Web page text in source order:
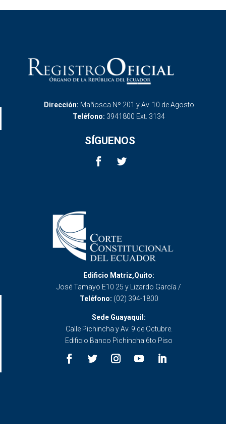
Dirección: Mañosca Nº 201 y Av. 10 de Agosto
Teléfono: 3941800 Ext. 3134
SÍGUENOS
Edificio Matriz,Quito:
José Tamayo E10 25 y Lizardo García /
Teléfono: (02) 394-1800
Sede Guayaquil:
Calle Pichincha y Av. 9 de Octubre.
Edificio Banco Pichincha 6to Piso